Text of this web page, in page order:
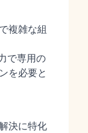
複雑な組
で専用の
を必要と
決に特化